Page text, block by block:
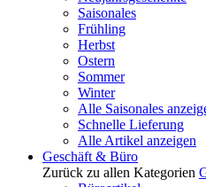
Saisonales
Frühling
Herbst
Ostern
Sommer
Winter
Alle Saisonales
Schnelle Lieferung
Alle Artikel anzeigen
Geschäft & Büro
Zurück zu allen Kategorien